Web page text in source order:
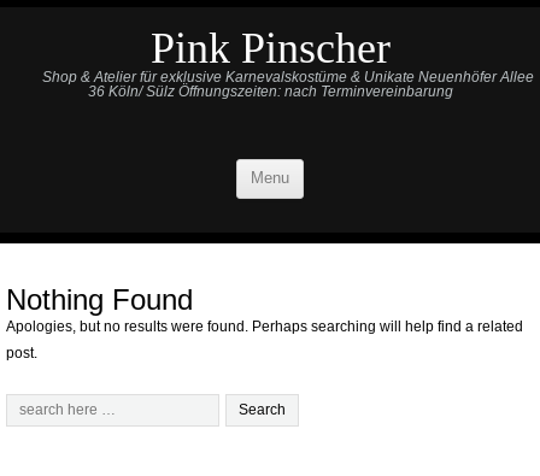
Pink Pinscher
Shop & Atelier für exklusive Karnevalskostüme & Unikate Neuenhöfer Allee
36 Köln/ Sülz Öffnungszeiten: nach Terminvereinbarung
Menu
Nothing Found
Apologies, but no results were found. Perhaps searching will help find a related
post.